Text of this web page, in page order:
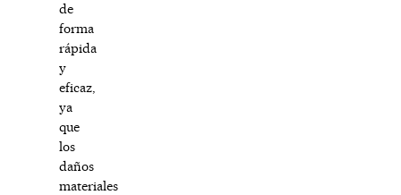
de
forma
rápida
y
eficaz,
ya
que
los
daños
materiales